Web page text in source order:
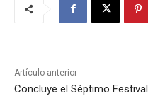
Artículo anterior
Concluye el Séptimo Festival